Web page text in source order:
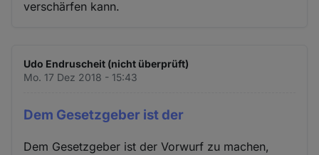
verschärfen kann.
Udo Endruscheit (nicht überprüft)
Mo. 17 Dez 2018 - 15:43
Dem Gesetzgeber ist der
Dem Gesetzgeber ist der Vorwurf zu machen,